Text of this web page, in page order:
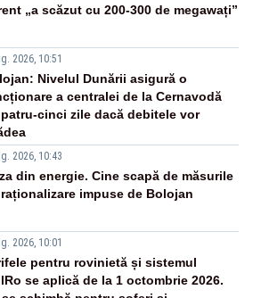
„a scăzut cu 200-300 de megawați”
2026, 10:51
Nivelul Dunării asigură o
a centralei de la Cernavodă
cinci zile dacă debitele vor
2026, 10:43
din energie. Cine scapă de măsurile
impuse de Bolojan
2026, 10:01
pentru rovinietă și sistemul
se aplică de la 1 octombrie 2026.